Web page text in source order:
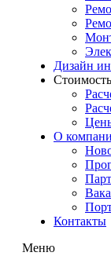
Дизайн
Стоимость
О
Контакты
Меню